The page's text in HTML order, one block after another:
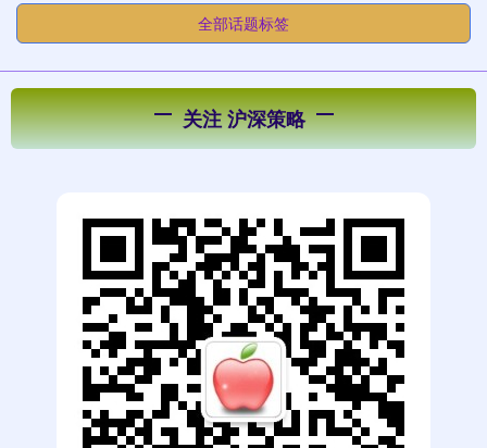
全部话题标签
关注 沪深策略